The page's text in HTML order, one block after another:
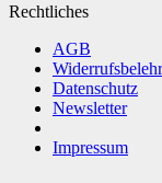
Rechtliches
AGB
Datenschutz
Newsletter
Impressum